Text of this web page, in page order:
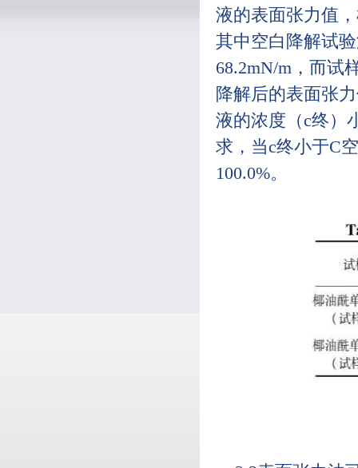
液的表面张力值
其中空白降解试
68.2mN/m，而试
降解后的表面张
液的浓度（c终）
求，当c终小于C
100.0%。